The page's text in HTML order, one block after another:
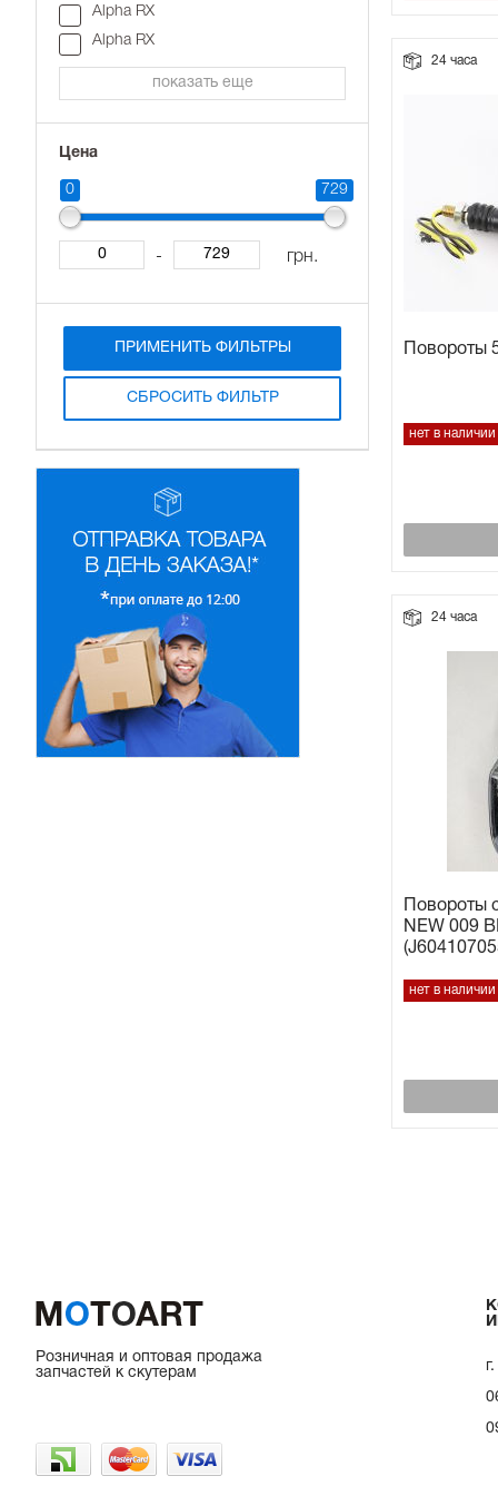
Прокладки на мотоблок
Свечи на мотоблок
Глушитель на мотоблок
Элементы управления, тросики на мотоблок
Навесное и запчасти к нему
Alpha RX
Alpha RX
показать еще
Цена
0 729
- грн.
ПРИМЕНИТЬ ФИЛЬТРЫ
СБРОСИТЬ ФИЛЬТР
24 часа
Повороты
нет в наличии
24 часа
Повороты
NEW 009
нет в наличии
Розничная и оптовая продажа
запчастей к скутерам